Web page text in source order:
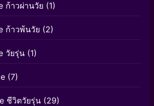
ก้าวผ่านวัย (1)
ก้าวพ้นวัย (2)
วัยรุ่น (1)
(7)
ชีวิตวัยรุ่น (29)